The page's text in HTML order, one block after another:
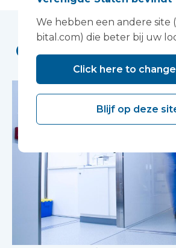
Gerelateerde
We hebben een andere site
bital.com) die beter bij uw
Click here to
Blijf op deze